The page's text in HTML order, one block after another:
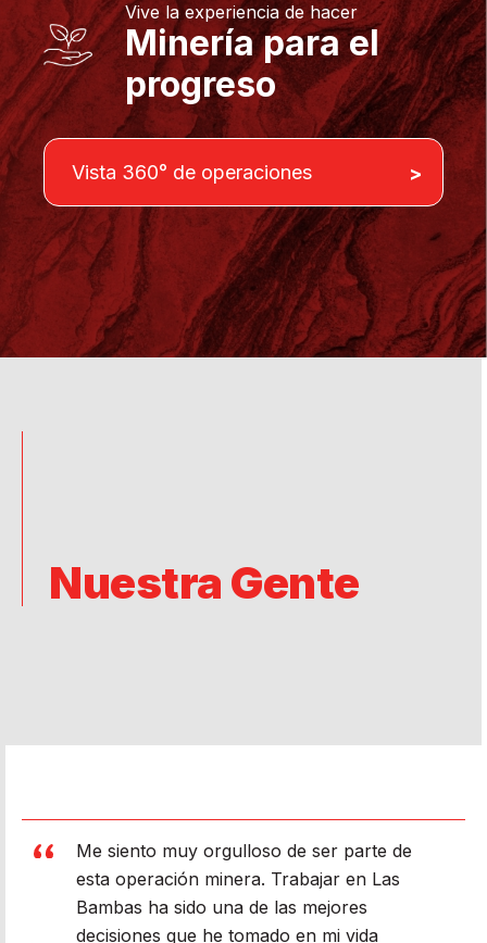
Vive la experiencia de hacer
Minería para el
progreso
Vista 360° de operaciones
Nuestra Gente
Me siento muy orgulloso de ser parte de
esta operación minera. Trabajar en Las
Bambas ha sido una de las mejores
decisiones que he tomado en mi vida
“Mi familia es mi motor y motivo para
seguir trabajando. Pienso siempre en el
bienestar de mis hijos para poder darles
una educación integral. Estoy orgullosa